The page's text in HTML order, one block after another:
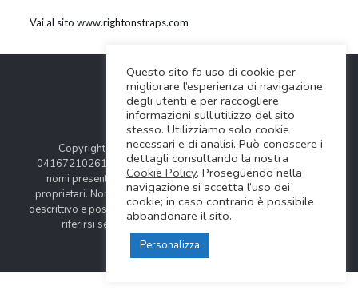
Vai al sito www.rightonstraps.com
Copyright © 2024 Soundwave Distribution Srl - P.I.
04167210261 |
COOKIES POLICY| Tutti i marchi, i prodotti e i
nomi presentati in questo sito sono registrati dai legittimi
proprietari. Nomi e caratteristiche sono citati solamente al fine
descrittivo e possono variare senza obbligo di preavviso, quindi
riferirsi sempre ai siti web dei rispettivi costruttori.
Questo sito fa uso di cookie per
migliorare l’esperienza di navigazione
degli utenti e per raccogliere
informazioni sull’utilizzo del sito
stesso. Utilizziamo solo cookie
necessari e di analisi. Può conoscere i
dettagli consultando la nostra
Cookie Policy. Proseguendo nella
navigazione si accetta l’uso dei
cookie; in caso contrario è possibile
abbandonare il sito.
Personalizza